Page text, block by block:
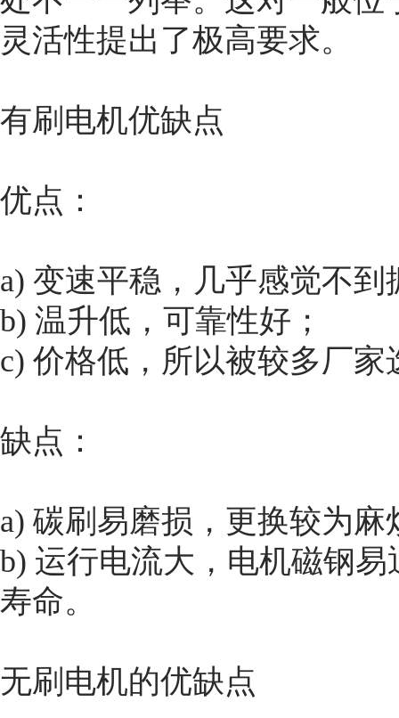
灵活性提出了极高要求。
有刷电机优缺点
优点：
a) 变速平稳，几乎感觉不到
b) 温升低，可靠性好；
c) 价格低，所以被较多厂家
缺点：
a) 碳刷易磨损，更换较为麻
b) 运行电流大，电机磁钢
寿命。
无刷电机的优缺点